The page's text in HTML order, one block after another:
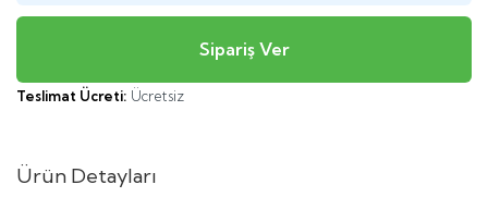
Teslimat Ücreti: Ücretsiz
Ürün Detayları